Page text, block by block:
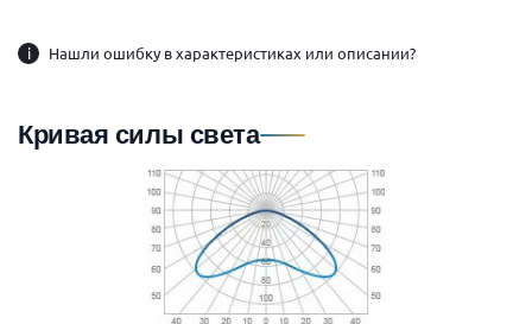
i Нашли ошибку в характеристиках или описании?
Кривая силы света